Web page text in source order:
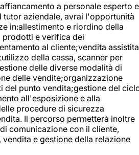
a personale esperto e
tutor aziendale, avrai l'opportunità
in:allestimento e riordino della
prodotti e verifica dei
al cliente;vendita assistita
della cassa, scanner per
delle diverse modalità di
delle vendite;organizzazione
del punto vendita;gestione del
all'esposizione e alla
procedure di sicurezza
Il percorso permetterà inoltre
comunicazione con il cliente,
e gestione della relazione